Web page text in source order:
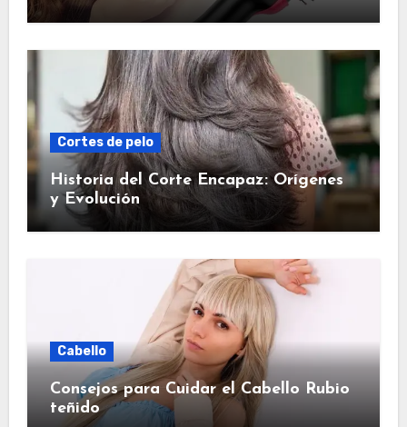
Cortes de pelo
Historia del Corte Encapaz: Orígenes
y Evolución
Cabello
Consejos para Cuidar el Cabello Rubio
teñido